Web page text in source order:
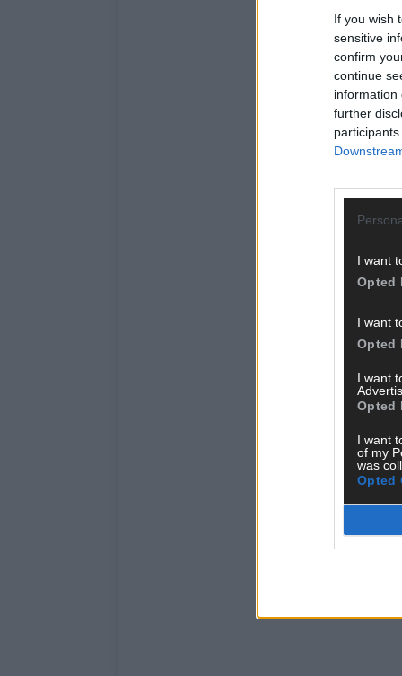
If you wish
sensitive
confirm
continue
information
further
I want
Opted
I want
Opted
I want
Opted
I want
of my
was
Opted